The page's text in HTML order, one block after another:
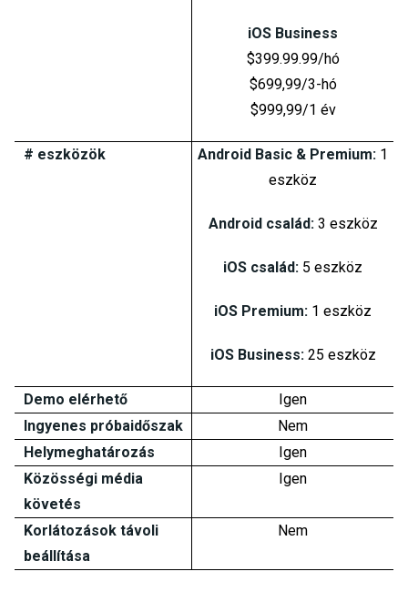
iOS Business
$399.99.99/hó
$699,99/3-hó
$999,99/1 év
# eszközök Android Basic & Premium: 1
eszköz
Android család: 3 eszköz
iOS család: 5 eszköz
iOS Premium: 1 eszköz
iOS Business: 25 eszköz
Demo elérhető
Igen
Ingyenes próbaidőszak
Nem
Helymeghatározás
Igen
Közösségi média
követés
Igen
Korlátozások távoli
beállítása
Nem